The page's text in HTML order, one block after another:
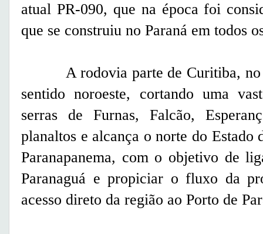
atual PR-090, que na época foi
que se construiu no Paraná em todos
A rodovia parte de Curitiba, no
sentido noroeste, cortando uma
serras de Furnas, Falcão,
planaltos e alcança o norte do Estado
Paranapanema, com o objetivo de
Paranaguá e propiciar o fluxo da
acesso direto da região ao Porto de